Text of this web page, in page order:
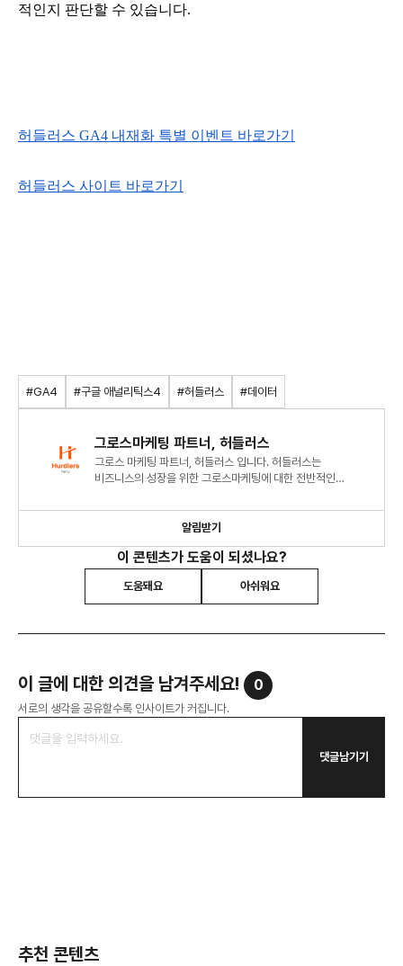
적인지 판단할 수 있습니다.
허들러스 GA4 내재화 특별 이벤트 바로가기
허들러스 사이트 바로가기
#GA4 #구글 애널리틱스4 #허들러스 #데이터
그로스마케팅 파트너, 허들러스
그로스 마케팅 파트너, 허들러스 입니다. 허들러스는
비즈니스의 성장을 위한 그로스마케팅에 대한 전반적인
집단입니다.
알림받기
이 콘텐츠가 도움이 되셨나요?
도움돼요 아쉬워요
이 글에 대한 의견을 남겨주세요! 0
서로의 생각을 공유할수록 인사이트가 커집니다.
댓글남기기
추천 콘텐츠